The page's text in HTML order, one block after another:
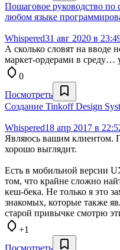
Пошаговое руководство по
любом языке
Whispered31 авг 2020 в
А сколько словят на вводе
маркет-ордерами в среду…
0
Посмотреть
Создание Tinkoff Design
Whispered18 апр 2017 в
Являюсь вашим клиентом.
хорошо выглядит.
Есть в мобильной версии
том, что крайне сложно
кеш-бека. Не только я это
знакомых, которые также
старой привычке смотрю
+1
Посмотреть